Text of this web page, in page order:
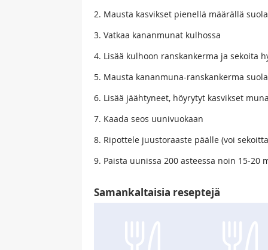
2. Mausta kasvikset pienellä määrällä
3. Vatkaa kananmunat kulhossa
4. Lisää kulhoon ranskankerma ja sekoita
5. Mausta kananmuna-ranskankerma
6. Lisää jäähtyneet, höyrytyt kasvikset
7. Kaada seos uunivuokaan
8. Ripottele juustoraaste päälle (voi
9. Paista uunissa 200 asteessa noin 15-
Samankaltaisia reseptejä